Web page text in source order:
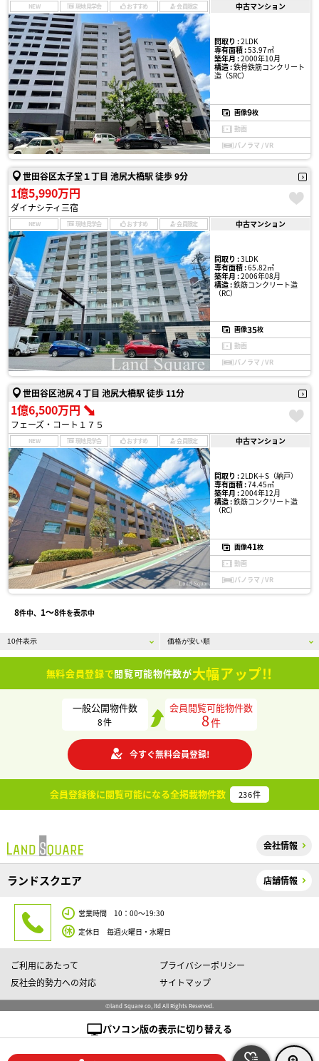
NEW 現地見学会 おすすめ 会員限定 中古マンション
間取り :2LDK
専有面積 :53.97㎡
築年月 :2000年10月
構造 :鉄骨鉄筋コンクリート
造（SRC）
画像9枚
動画
パノラマ / VR
世田谷区太子堂１丁目 池尻大橋駅 徒歩 9分
1億5,990万円
ダイナシティ三宿
NEW 現地見学会 おすすめ 会員限定 中古マンション
間取り :3LDK
専有面積 :65.82㎡
築年月 :2006年08月
構造 :鉄筋コンクリート造
（RC）
画像35枚
動画
パノラマ / VR
世田谷区池尻４丁目 池尻大橋駅 徒歩 11分
1億6,500万円
フェーズ・コート１７５
NEW 現地見学会 おすすめ 会員限定 中古マンション
間取り :2LDK＋S（納戸）
専有面積 :74.45㎡
築年月 :2004年12月
構造 :鉄筋コンクリート造
（RC）
画像41枚
動画
パノラマ / VR
8件中、 1〜8件を表示中
無料会員登録で閲覧可能物件数が大幅アップ!!
一般公開物件数
8件
会員閲覧可能物件数
8件
今すぐ無料会員登録!
会員登録後に閲覧可能になる全掲載物件数 236件
会社情報
ランドスクエア 店舗情報
営業時間 10：00～19:30
定休日 毎週火曜日・水曜日
ご利用にあたって
プライバシーポリシー
反社会的勢力への対応
サイトマップ
©land Square co, ltd All Rights Reserved.
パソコン版の表示に切り替える